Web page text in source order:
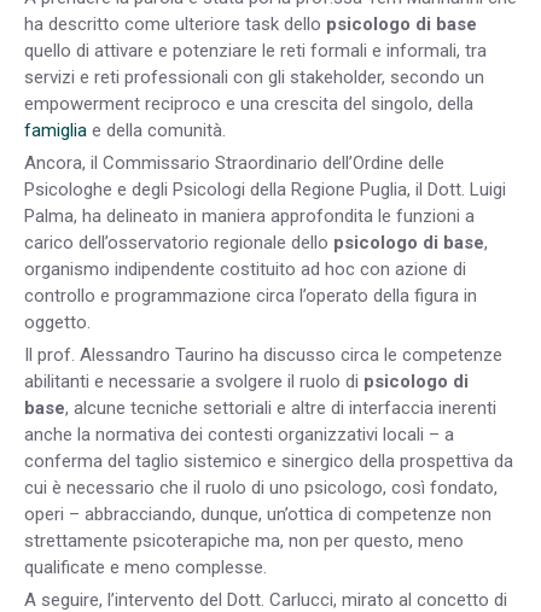
ha descritto come ulteriore task dello psicologo di base
quello di attivare e potenziare le reti formali e informali, tra
servizi e reti professionali con gli stakeholder, secondo un
empowerment reciproco e una crescita del singolo, della
famiglia e della comunità.
Ancora, il Commissario Straordinario dell’Ordine delle
Psicologhe e degli Psicologi della Regione Puglia, il Dott. Luigi
Palma, ha delineato in maniera approfondita le funzioni a
carico dell’osservatorio regionale dello psicologo di base,
organismo indipendente costituito ad hoc con azione di
controllo e programmazione circa l’operato della figura in
oggetto.
Il prof. Alessandro Taurino ha discusso circa le competenze
abilitanti e necessarie a svolgere il ruolo di psicologo di
base, alcune tecniche settoriali e altre di interfaccia inerenti
anche la normativa dei contesti organizzativi locali – a
conferma del taglio sistemico e sinergico della prospettiva da
cui è necessario che il ruolo di uno psicologo, così fondato,
operi – abbracciando, dunque, un’ottica di competenze non
strettamente psicoterapiche ma, non per questo, meno
qualificate e meno complesse.
A seguire, l’intervento del Dott. Carlucci, mirato al concetto di